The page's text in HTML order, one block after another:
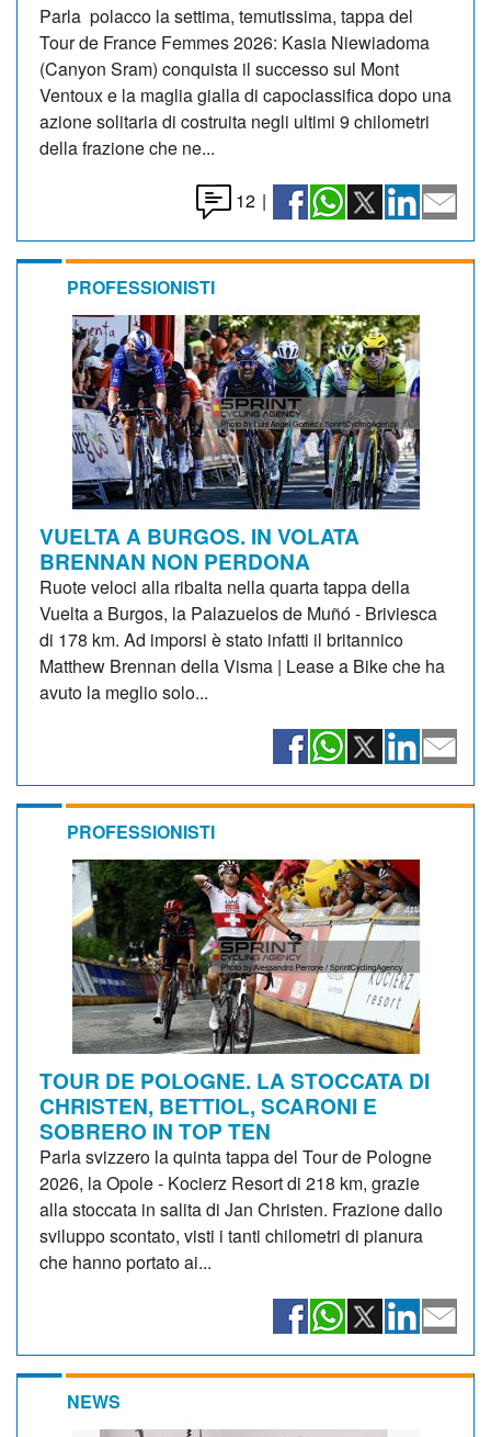
Parla polacco la settima, temutissima, tappa del
Tour de France Femmes 2026: Kasia Niewiadoma
(Canyon Sram) conquista il successo sul Mont
Ventoux e la maglia gialla di capoclassifica dopo una
azione solitaria di costruita negli ultimi 9 chilometri
della frazione che ne...
12 |
PROFESSIONISTI
VUELTA A BURGOS. IN VOLATA
BRENNAN NON PERDONA
Ruote veloci alla ribalta nella quarta tappa della
Vuelta a Burgos, la Palazuelos de Muñó - Briviesca
di 178 km. Ad imporsi è stato infatti il britannico
Matthew Brennan della Visma | Lease a Bike che ha
avuto la meglio solo...
PROFESSIONISTI
TOUR DE POLOGNE. LA STOCCATA DI
CHRISTEN, BETTIOL, SCARONI E
SOBRERO IN TOP TEN
Parla svizzero la quinta tappa del Tour de Pologne
2026, la Opole - Kocierz Resort di 218 km, grazie
alla stoccata in salita di Jan Christen. Frazione dallo
sviluppo scontato, visti i tanti chilometri di pianura
che hanno portato ai...
NEWS